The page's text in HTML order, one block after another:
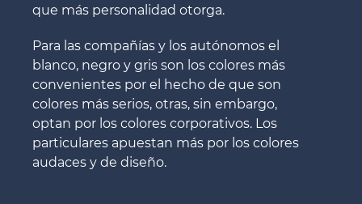
que más personalidad otorga.
Para las compañías y los autónomos el
blanco, negro y gris son los colores más
convenientes por el hecho de que son
colores más serios, otras, sin embargo,
optan por los colores corporativos. Los
particulares apuestan más por los colores
audaces y de diseño.